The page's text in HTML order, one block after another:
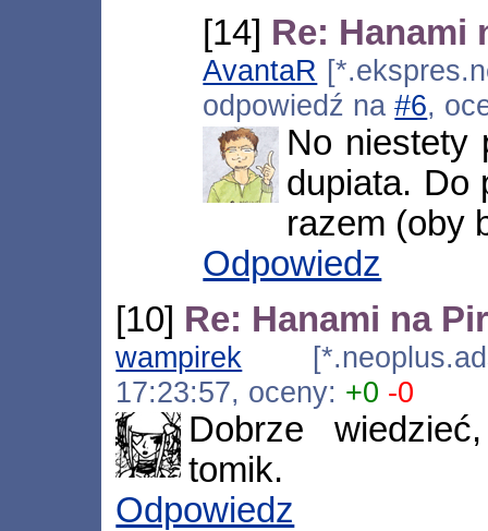
[14] Re: Hanami
AvantaR
odpowiedź na#6,
No niestety
dupiata. Do
razem (oby
Odpowiedz
[10] Re: Hanami na
wampirek
17:23:57, oceny: +0 -0
Dobrze
tomik.
Odpowiedz